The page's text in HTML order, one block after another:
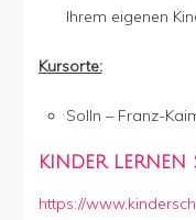
Ihrem eigenen
Kursorte:
Solln – Franz-
KINDER
https://